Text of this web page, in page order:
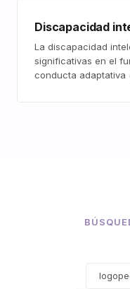
Discapacidad
La discapacidad
significativas en el
conducta adaptativa